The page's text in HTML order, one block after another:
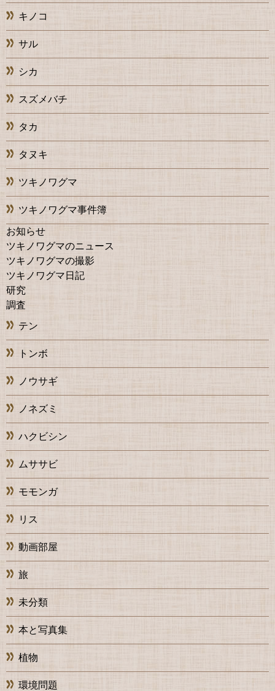
キノコ
サル
シカ
スズメバチ
タカ
タヌキ
ツキノワグマ
ツキノワグマ事件簿
お知らせ
ツキノワグマのニュース
ツキノワグマの撮影
ツキノワグマ日記
研究
調査
テン
トンボ
ノウサギ
ノネズミ
ハクビシン
ムササビ
モモンガ
リス
動画部屋
旅
未分類
本と写真集
植物
環境問題